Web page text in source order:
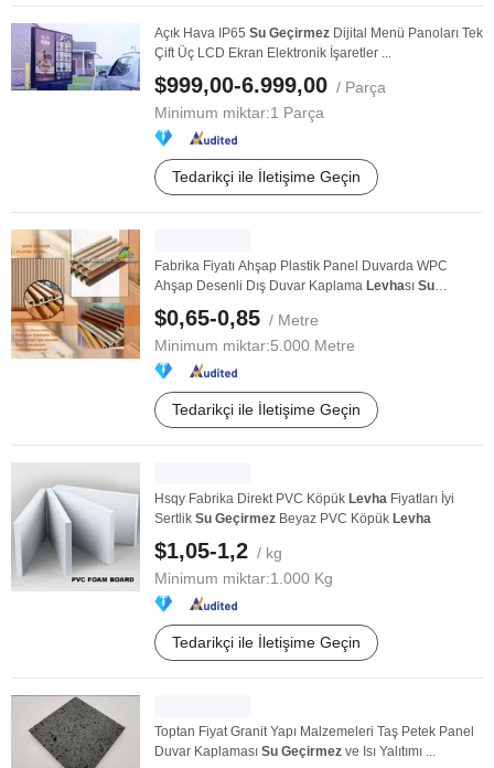
Açık Hava IP65 Su Geçirmez Dijital Menü Panoları Tek
Çift Üç LCD Ekran Elektronik İşaretler ...
$999,00-6.999,00 / Parça
Minimum miktar:1 Parça
Tedarikçi ile İletişime Geçin
Fabrika Fiyatı Ahşap Plastik Panel Duvarda WPC
Ahşap Desenli Dış Duvar Kaplama Levhası Su
Geçirmez
$0,65-0,85 / Metre
Minimum miktar:5.000 Metre
Tedarikçi ile İletişime Geçin
Hsqy Fabrika Direkt PVC Köpük Levha Fiyatları İyi
Sertlik Su Geçirmez Beyaz PVC Köpük Levha
$1,05-1,2 / kg
Minimum miktar:1.000 Kg
Tedarikçi ile İletişime Geçin
Toptan Fiyat Granit Yapı Malzemeleri Taş Petek Panel
Duvar Kaplaması Su Geçirmez ve Isı Yalıtımı ...